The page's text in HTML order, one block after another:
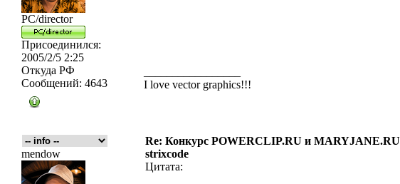
PC/director
Присоединился:
2005/2/5 2:25
Откуда РФ
Сообщений: 4643
I love vector graphics!!!
Re: Конкурс POWERCLIP.RU и MARYJANE.RU
mendow
strixcode
Цитата: